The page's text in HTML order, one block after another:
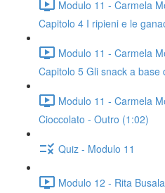
Modulo 11 - Carmela
Capitolo 4 I ripieni e le
Modulo 11 - Carmela
Capitolo 5 Gli snack a
Modulo 11 - Carmela
Cioccolato - Outro (1:02)
Quiz - Modulo 11
Modulo 12 - Rita